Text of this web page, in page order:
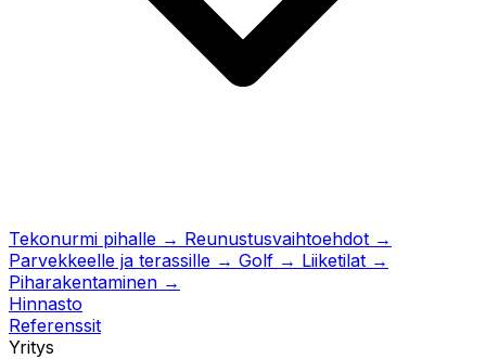
Tekonurmi pihalle → Reunustusvaihtoehdot →
Parvekkeelle ja terassille → Golf → Liiketilat →
Piharakentaminen →
Hinnasto
Referenssit
Yritys